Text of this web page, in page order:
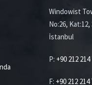
Windowist
No:26, Kat:12,
İstanbul
P: +90 212 214
F: +90 212 214